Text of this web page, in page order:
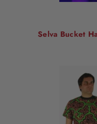
Selva Bucket